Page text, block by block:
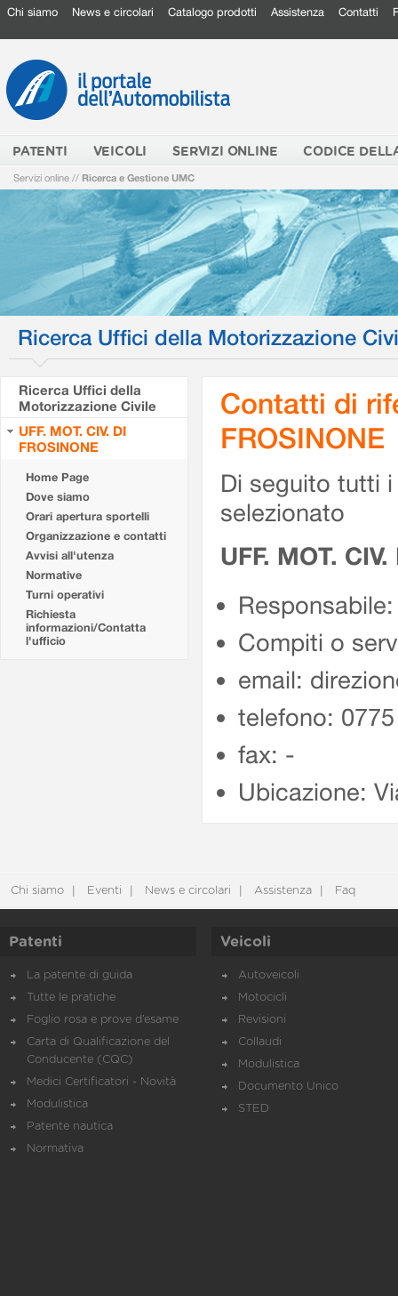
Chi siamo News e circolari Catalogo prodotti Assistenza Contatti
PATENTI VEICOLI SERVIZI ONLINE CODICE
Servizi online // Ricerca e Gestione UMC
Ricerca Uffici della Motorizzazione
Ricerca Uffici della
Motorizzazione Civile
UFF. MOT. CIV. DI
FROSINONE
Home Page
Dove siamo
Orari apertura sportelli
Organizzazione e contatti
Avvisi all'utenza
Normative
Turni operativi
Richiesta
informazioni/Contatta
l'ufficio
Contatti di
FROSINONE
Di seguito tutti
selezionato
UFF. MOT.
Compiti o
email:
telefono:
fax: -
Ubicazione:
Chi siamo Eventi News e circolari Assistenza Faq
Patenti
La patente di guida
Tutte le pratiche
Foglio rosa e prove d’esame
Carta di Qualificazione del
Conducente (CQC)
Medici Certificatori - Novità
Modulistica
Patente nautica
Normativa
Veicoli
Autoveicoli
Motocicli
Revisioni
Collaudi
Modulistica
Documento Unico
STED